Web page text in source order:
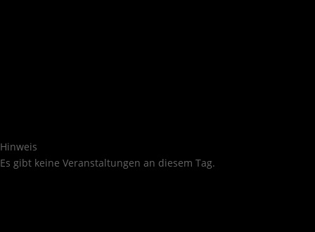
Hinweis
Es gibt keine Veranstaltungen an diesem Tag.